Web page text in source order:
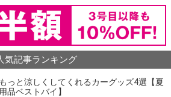
気記事ランキング
っと涼しくしてくれるカーグッズ4選【夏
品ベストバイ】